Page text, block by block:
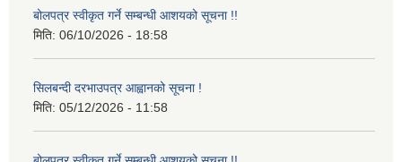
बोलपत्र स्वीकृत गर्ने सम्बन्धी आशयको सूचना !!
मिति: 06/10/2026 - 18:58
सिलबन्दी दरभाउपत्र आह्वानको सूचना !
मिति: 05/12/2026 - 11:58